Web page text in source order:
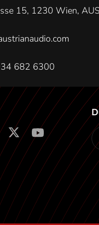
15, 1230 Wien,
682 6300
X youtube